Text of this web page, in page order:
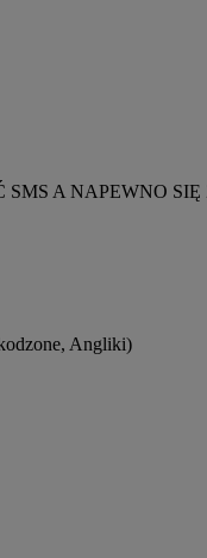
A NAPEWNO
Angliki)